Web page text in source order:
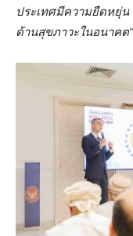
ประเทศมีความยืดหยุ่
ด้านสุขภาวะในอนาคต”